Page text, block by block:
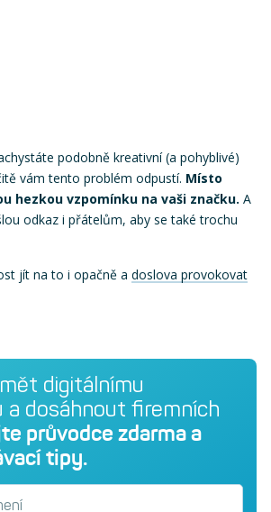
podobně kreativní (a pohyblivé)
vám tento problém odpustí. Místo
hezkou vzpomínku na vaši značku. A
odkaz i přátelům, aby se také trochu
jít na to i opačně a doslova provokovat
digitálnímu
a dosáhnout firemních
průvodce zdarma a
tipy.